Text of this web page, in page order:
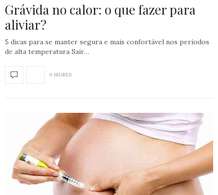
Grávida no calor: o que fazer para
aliviar?
5 dicas para se manter segura e mais confortável nos períodos
de alta temperatura Sair…
0 SHARES